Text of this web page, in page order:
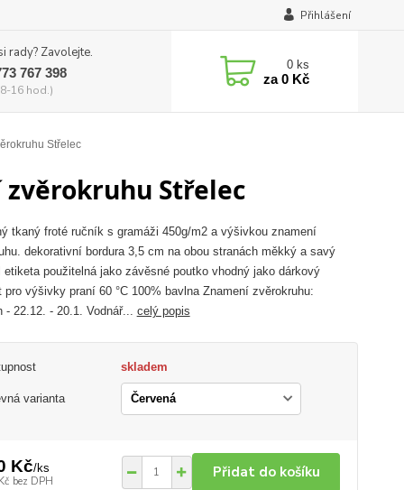
Přihlášení
rady? Zavolejte.
767 398
16 hod.)
0 ks
za0 Kč
Střelec
zvěrokruhu Střelec
tkaný froté ručník s gramáži 450g/m2 a výšivkou znamení
dekorativní bordura 3,5 cm na obou stranách měkký a savý
etiketa použitelná jako závěsné poutko vhodný jako dárkový
pro výšivky praní 60 °C 100% bavlna Znamení zvěrokruhu:
- 22.12. - 20.1. Vodnář... celý popis
skladem
varianta
Kč/ks
bez DPH
Přidat do košíku